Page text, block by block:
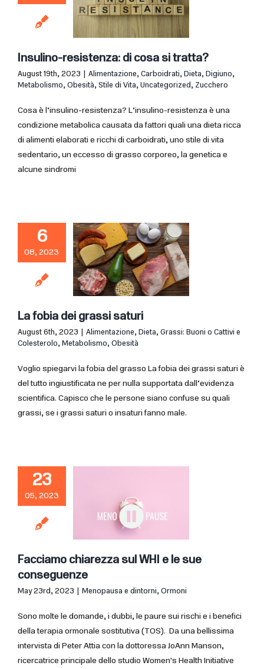
Insulino-resistenza: di cosa si tratta?
August 19th, 2023 | Alimentazione, Carboidrati, Dieta, Digiuno,
Metabolismo, Obesità, Stile di Vita, Uncategorized, Zucchero
Cosa è l’insulino-resistenza? L’insulino-resistenza è una
condizione metabolica causata da fattori quali una dieta ricca
di alimenti elaborati e ricchi di carboidrati, uno stile di vita
sedentario, un eccesso di grasso corporeo, la genetica e
alcune sindromi
6
08, 2023
La fobia dei grassi saturi
August 6th, 2023 | Alimentazione, Dieta, Grassi: Buoni o Cattivi e
Colesterolo, Metabolismo, Obesità
Voglio spiegarvi la fobia del grasso La fobia dei grassi saturi è
del tutto ingiustificata ne per nulla supportata dall’evidenza
scientifica. Capisco che le persone siano confuse su quali
grassi, se i grassi saturi o insaturi fanno male.
23
05, 2023
Facciamo chiarezza sul WHI e le sue
conseguenze
May 23rd, 2023 | Menopausa e dintorni, Ormoni
Sono molte le domande, i dubbi, le paure sui rischi e i benefici
della terapia ormonale sostitutiva (TOS). Da una bellissima
intervista di Peter Attia con la dottoressa JoAnn Manson,
ricercatrice principale dello studio Women's Health Initiative